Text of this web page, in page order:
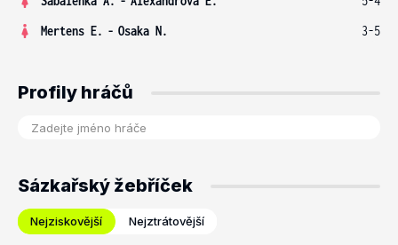
Mertens E. - Osaka N. 3-5
Profily hráčů
Sázkařský žebříček
Nejziskovější Nejztrátovější